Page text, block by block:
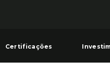
Certificações